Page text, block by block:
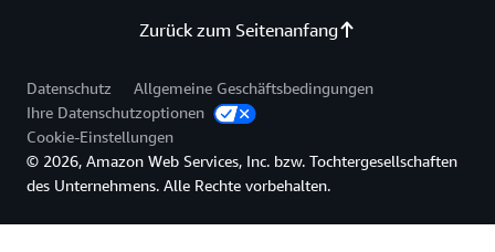
Zurück zum Seitenanfang
Datenschutz
Allgemeine Geschäftsbedingungen
Ihre Datenschutzoptionen
Cookie-Einstellungen
© 2026, Amazon Web Services, Inc. bzw. Tochtergesellschaften
des Unternehmens. Alle Rechte vorbehalten.